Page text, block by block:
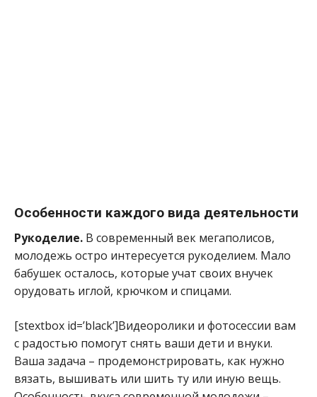
Особенности каждого вида деятельности
Рукоделие. В современный век мегаполисов,
молодежь остро интересуется рукоделием. Мало
бабушек осталось, которые учат своих внучек
орудовать иглой, крючком и спицами.
[stextbox id=’black’]Видеоролики и фотосессии вам
с радостью помогут снять ваши дети и внуки.
Ваша задача – продемонстрировать, как нужно
вязать, вышивать или шить ту или иную вещь.